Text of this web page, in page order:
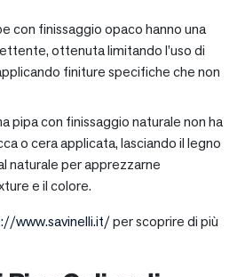
con finissaggio opaco hanno una
ottenuta limitando l’uso di
finiture specifiche che non
pipa con finissaggio naturale non ha
o cera applicata, lasciando il legno
naturale per apprezzarne
e il colore.
www.savinelli.it/per scoprire di più